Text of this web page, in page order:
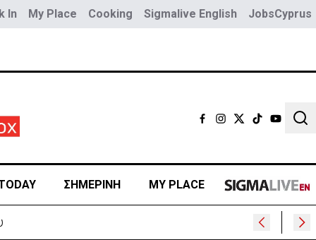
In My Place Cooking Sigmalive English JobsCyprus
ΣΗΜΕΡΙΝΗ MY PLACE